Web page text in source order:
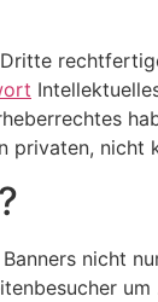
privaten, nicht
nicht